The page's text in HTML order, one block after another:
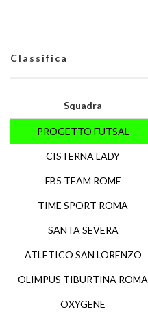
Classifica
Squadra
PROGETTO FUTSAL
CISTERNA LADY
FB5 TEAM ROME
TIME SPORT ROMA
SANTA SEVERA
ATLETICO SAN LORENZO
OLIMPUS TIBURTINA ROMA
OXYGENE